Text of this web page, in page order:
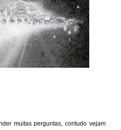
muitas perguntas, contudo vejam